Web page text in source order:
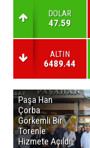
DOLAR
47.59
ALTIN
6489.44
Paşa Han
Çorba
Görkemli Bir
Törenle
Hizmete Açıldı